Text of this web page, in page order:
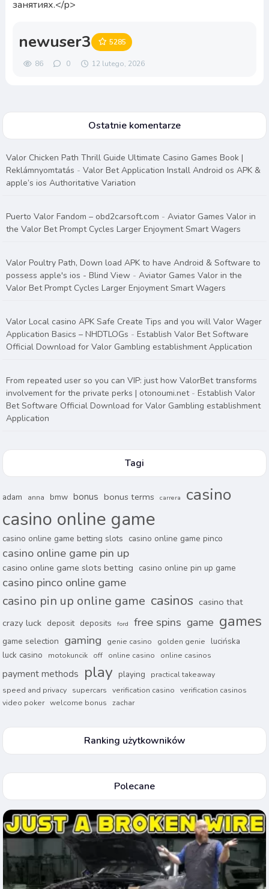
newuser3 5285
86 0 12 lutego, 2026
Ostatnie komentarze
Valor Chicken Path Thrill Guide Ultimate Casino Games Book |
Reklámnyomtatás -Valor Bet Application Install Android os APK &
apple’s ios Authoritative Variation
Puerto Valor Fandom – obd2carsoft.com -Aviator Games Valor in
the Valor Bet Prompt Cycles Larger Enjoyment Smart Wagers
Valor Poultry Path, Down load APK to have Android & Software to
possess apple's ios - Blind View -Aviator Games Valor in the
Valor Bet Prompt Cycles Larger Enjoyment Smart Wagers
Valor Local casino APK Safe Create Tips and you will Valor Wager
Application Basics – NHDTLOGs -Establish Valor Bet Software
Official Download for Valor Gambling establishment Application
From repeated user so you can VIP: just how ValorBet transforms
involvement for the private perks | otonoumi.net-Establish Valor
Bet Software Official Download for Valor Gambling establishment
Application
Tagi
adam anna bmw bonus bonus terms carrera casino
casino online game
casino online game betting slots casino online game pinco
casino online game pin up
casino online game slots betting casino online pin up game
casino pinco online game
casino pin up online game casinos casino that
crazy luck deposit deposits ford free spins game games
game selection gaming genie casino golden genie
lucińska
luck casino
motokuncik off online casino online casinos
payment methods play playing
practical takeaway
speed and privacy
supercars verification casino
verification casinos
video poker welcome bonus zachar
Ranking użytkowników
Polecane